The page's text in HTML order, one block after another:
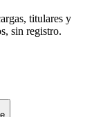
titulares y
sin registro.